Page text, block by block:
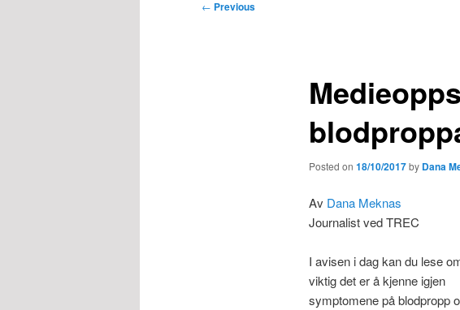
Post
← Previous
Posted on 18/10/2017by Dana
Av Dana Meknas
Journalist ved TREC
I avisen i dag kan du lese
viktig det er å kjenne igjen
symptomene på blodpropp